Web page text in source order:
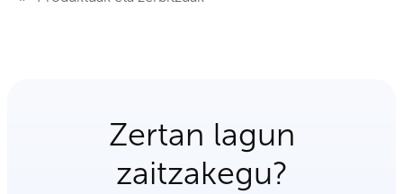
Zertan lagun
zaitzakegu?